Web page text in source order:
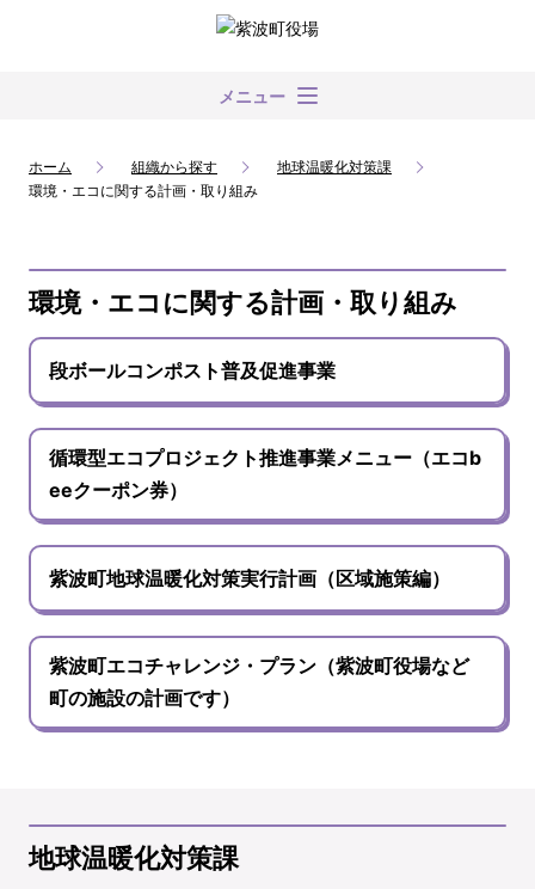
メニュー
ホーム 組織から探す
地球温暖化対策課
環境・エコに関する計画・取り組み
環境・エコに関する計画・取り組み
段ボールコンポスト普及促進事業
循環型エコプロジェクト推進事業メニュー（エコb
eeクーポン券）
紫波町地球温暖化対策実行計画（区域施策編）
紫波町エコチャレンジ・プラン（紫波町役場など
町の施設の計画です）
地球温暖化対策課